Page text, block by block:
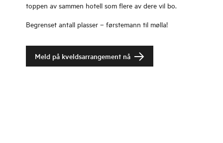
toppen av sammen hotell som flere av dere vil bo.
Begrenset antall plasser – førstemann til mølla!
Meld på kveldsarrangement nå